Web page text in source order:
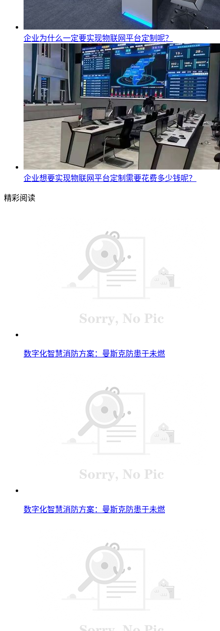
企业为什么一定要实现物联网平台定制呢？
企业想要实现物联网平台定制需要花费多少钱呢？
精彩阅读
数字化智慧消防方案：曼斯克防患于未燃
数字化智慧消防方案：曼斯克防患于未燃